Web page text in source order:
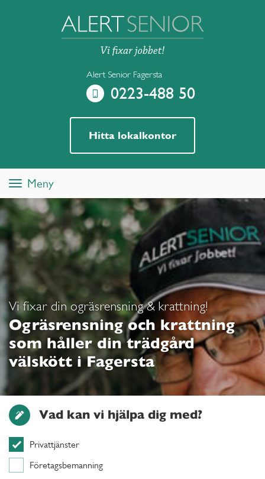
Alert Senior Fagersta
0223-488 50
Hitta lokalkontor
Toggle
navigation
Meny
Vi fixar din ogräsrensning & krattning!
Ogräsrensning och krattning
som håller din trädgård
välskött i Fagersta
Vad kan vi hjälpa dig med?
Privattjänster
Företagsbemanning